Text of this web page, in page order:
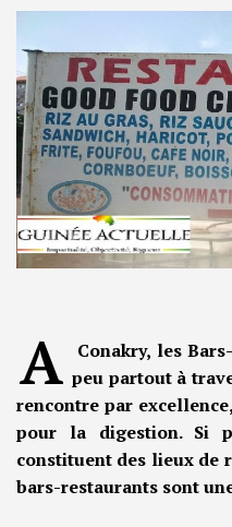
A
Conakry, les
peu partout à
rencontre par
pour la digestion. Si
constituent des lieux de
bars-restaurants sont